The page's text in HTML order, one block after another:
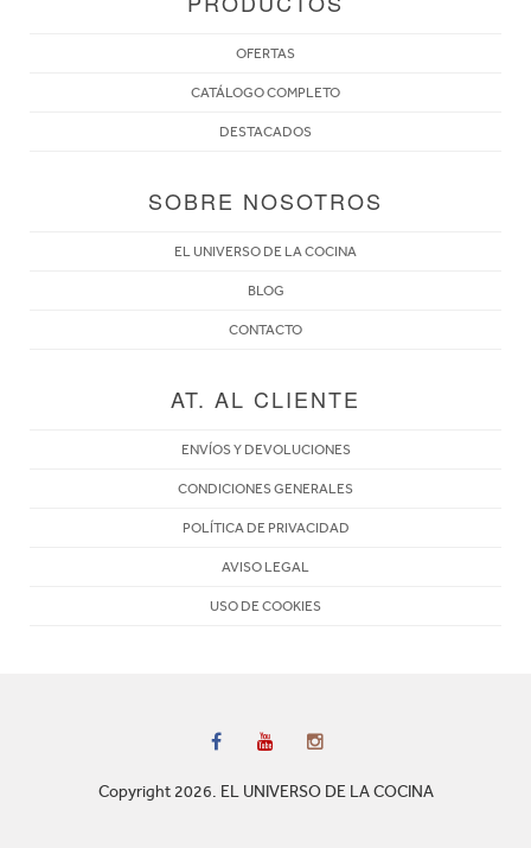
OFERTAS
CATÁLOGO COMPLETO
DESTACADOS
SOBRE NOSOTROS
EL UNIVERSO DE LA COCINA
BLOG
CONTACTO
AT. AL CLIENTE
ENVÍOS Y DEVOLUCIONES
CONDICIONES GENERALES
POLÍTICA DE PRIVACIDAD
AVISO LEGAL
USO DE COOKIES
Copyright 2026. EL UNIVERSO DE LA COCINA